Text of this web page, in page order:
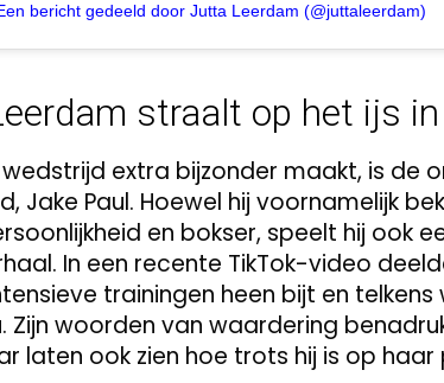
bericht gedeeld door Jutta Leerdam (@juttaleerdam)
straalt op het ijs
extra bijzonder maakt, is de
Jake Paul. Hoewel hij voornamelijk
en bokser, speelt hij ook
In een recente TikTok-video
trainingen heen bijt en
Zijn woorden van waardering
laten ook zien hoe trots hij is op haar